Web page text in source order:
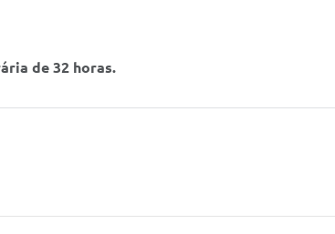
de 32 horas.